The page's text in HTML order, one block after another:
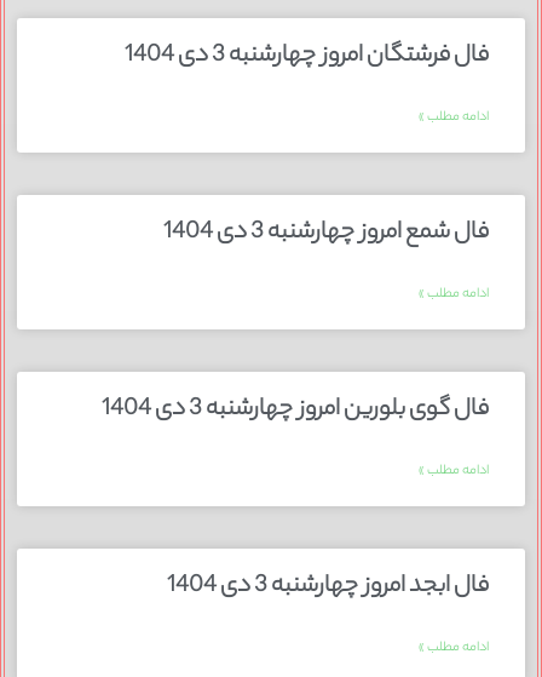
فال فرشتگان امروز چهارشنبه 3 دی 1404
ادامه مطلب »
فال شمع امروز چهارشنبه 3 دی 1404
ادامه مطلب »
فال گوی بلورین امروز چهارشنبه 3 دی 1404
ادامه مطلب »
فال ابجد امروز چهارشنبه 3 دی 1404
ادامه مطلب »